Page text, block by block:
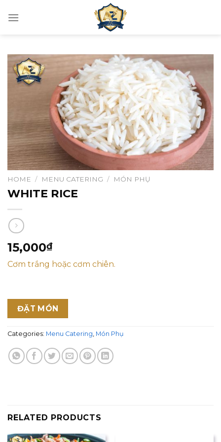
HOME / MENU CATERING / MÓN PHỤ
WHITE RICE
15,000₫
Cơm trắng hoặc cơm chiên.
ĐẶT MÓN
Categories: Menu Catering Món Phụ
RELATED PRODUCTS